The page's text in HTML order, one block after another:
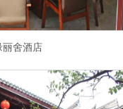
丽舍酒店